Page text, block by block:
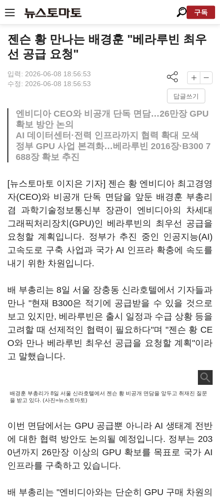
구독
젠슨 황 만나는 배경훈 "베라루빈 최우
선 공급 요청"
입력: 2026-06-08 18:56:53
수정: 2026-06-08 18:56:53
답글쓰기
엔비디아 CEO와 비공개 단독 면담…26만장 GPU
확보 방안 논의
AI 데이터센터·전력 인프라까지 협력 확대 모색
정부 GPU 사업 본격화…베라루빈 2016장·B300 7
688장 확보 추진
[뉴스토마토 이지은 기자] 젠슨 황 엔비디아 최고경영
자(CEO)와 비공개 단독 면담을 앞둔 배경훈 부총리
겸 과학기술정보통신부 장관이 엔비디아의 차세대
그래픽처리장치(GPU)인 베라루빈의 최우선 공급을
요청할 계획입니다. 정부가 추진 중인 인공지능(AI)
고속도로 구축 사업과 국가 AI 인프라 확충에 속도를
내기 위한 차원입니다.
배 부총리는 8일 서울 장충동 신라호텔에서 기자들과
만나 "현재 B300은 적기에 공급받을 수 있을 것으로
보고 있지만, 베라루빈은 출시 일정과 수급 상황 등을
고려할 때 선제적인 협력이 필요하다"며 "젠슨 황 CE
O와 만나 베라루빈 최우선 공급을 요청할 계획"이라
고 말했습니다.
배경훈 부총리가 8일 서울 신라호텔에서 젠슨 황 비공개 면담을 앞두고 취재진 질문
을 받고 있다. (사진=뉴스토마토)
이번 면담에서는 GPU 공급뿐 아니라 AI 생태계 전반
에 대한 협력 방안도 논의될 예정입니다. 정부는 203
0년까지 26만장 이상의 GPU 확보를 목표로 국가 AI
인프라를 구축하고 있습니다.
배 부총리는 "엔비디아와는 단순히 GPU 구매 차원의